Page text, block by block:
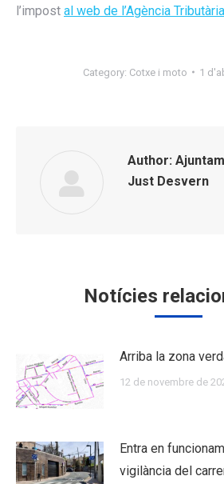
l’impost al web de l’Agència
Category: Cotxe i moto 1
Author:
Just Desvern
Notícies
Arriba la zona
12 de novembre de
Entra en
vigilància del